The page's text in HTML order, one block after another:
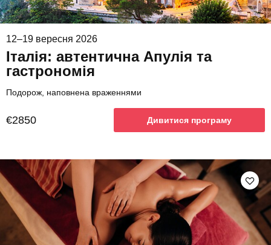
12–19 вересня 2026
Італія: автентична Апулія та
гастрономія
Подорож, наповнена враженнями
€2850 Дивитися програму